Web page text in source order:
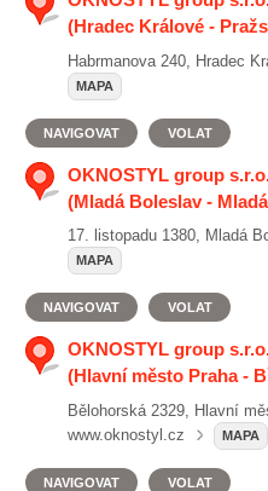
(Hradec Králové -
Habrmanova 240, Hradec
MAPA
NAVIGOVAT VOLAT
OKNOSTYL group
(Mladá Boleslav -
17. listopadu 1380, Mladá
MAPA
NAVIGOVAT VOLAT
OKNOSTYL group
(Hlavní město Praha -
Bělohorská 2329, Hlavní
www.oknostyl.cz
MAPA
NAVIGOVAT VOLAT